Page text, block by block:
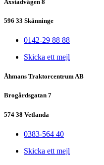
Axstadvägen 8
596 33 Skänninge
0142-29 88 88
Skicka ett mejl
Åhmans Traktorcentrum AB
Brogårdsgatan 7
574 38 Vetlanda
0383-564 40
Skicka ett mejl